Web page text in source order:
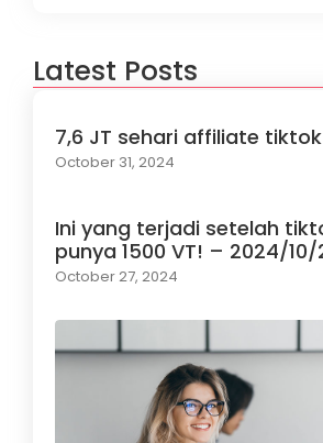
Latest Posts
7,6 JT sehari affiliate tiktok
October 31, 2024
Ini yang terjadi setelah
punya 1500 VT! – 2024/10/
October 27, 2024